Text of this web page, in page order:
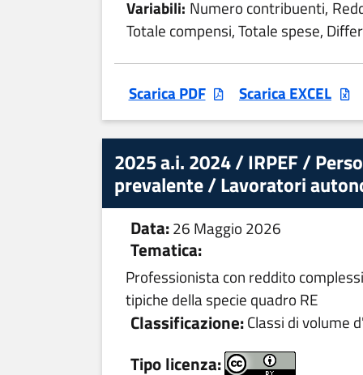
Variabili: Numero contribuenti,
Totale compensi, Totale spese,
Scarica PDF Scarica EXCEL
2025 a.i. 2024 / IRPEF /
prevalente / Lavoratori
Data:26 Maggio 2026
Tematica:
Professionista con reddito
tipiche della specie quadro RE
Classificazione:Classi di volume
Tipo licenza: